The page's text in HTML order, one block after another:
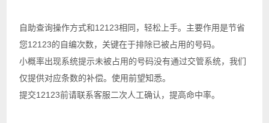
自助查询操作方式和12123相同，轻松上手。主要作用是节省
您12123的自编次数，关键在于排除已被占用的号码。
小概率出现系统提示未被占用的号码没有通过交管系统，我们
仅提供对应条数的补偿。使用前望知悉。
提交12123前请联系客服二次人工确认，提高命中率。